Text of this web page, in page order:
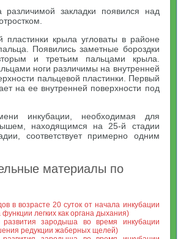
закладки появился над
пластинки крыла угловаты в районе
Появились заметные бороздки
и третьим пальцами крыла.
ноги различимы на внутренней
пальцевой пластинки. Первый
на ее внутренней поверхности под
инкубации, необходимая для
находящимся на 25-й стадии
соответствует примерно одним
материалы по
в возрасте 20 суток от начала инкубации
легких как органа дыхания)
развития зародыша во время инкубации
редукции жаберных щелей)